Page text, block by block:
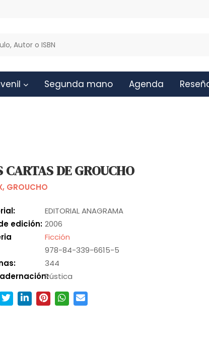
Segunda mano Agenda
CARTAS DE GROUCHO
GROUCHO
EDITORIAL ANAGRAMA
edición: 2006
Ficción
978-84-339-6615-5
344
Rústica